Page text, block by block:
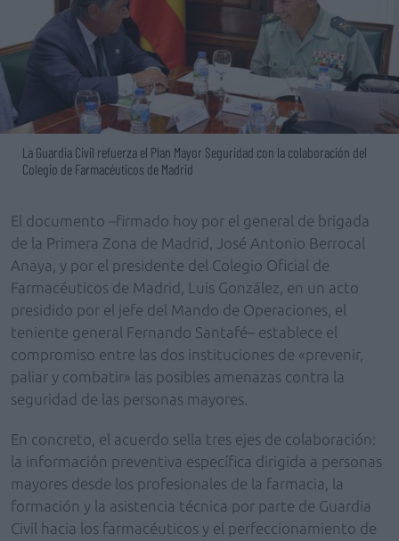
La Guardia Civil refuerza el Plan Mayor Seguridad con la colaboración del
Colegio de Farmacéuticos de Madrid
El documento –firmado hoy por el general de brigada
de la Primera Zona de Madrid, José Antonio Berrocal
Anaya, y por el presidente del Colegio Oficial de
Farmacéuticos de Madrid, Luis González, en un acto
presidido por el jefe del Mando de Operaciones, el
teniente general Fernando Santafé– establece el
compromiso entre las dos instituciones de «prevenir,
paliar y combatir» las posibles amenazas contra la
seguridad de las personas mayores.
En concreto, el acuerdo sella tres ejes de colaboración:
la información preventiva específica dirigida a personas
mayores desde los profesionales de la farmacia, la
formación y la asistencia técnica por parte de Guardia
Civil hacia los farmacéuticos y el perfeccionamiento de